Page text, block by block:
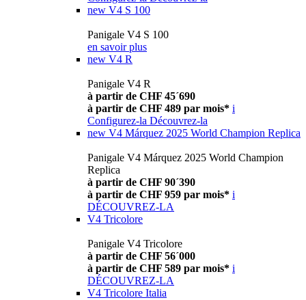
new V4 S 100
Panigale V4 S 100
en savoir plus
new V4 R
Panigale V4 R
à partir de CHF 45´690
à partir de CHF 489 par mois* i
Configurez-la Découvrez-la
new V4 Márquez 2025 World Champion Replica
Panigale V4 Márquez 2025 World Champion
Replica
à partir de CHF 90´390
à partir de CHF 959 par mois* i
DÉCOUVREZ-LA
V4 Tricolore
Panigale V4 Tricolore
à partir de CHF 56´000
à partir de CHF 589 par mois* i
DÉCOUVREZ-LA
V4 Tricolore Italia